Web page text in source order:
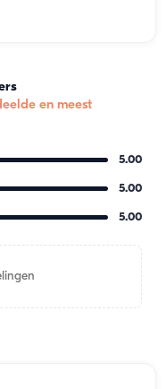
en meest
5.00
5.00
5.00